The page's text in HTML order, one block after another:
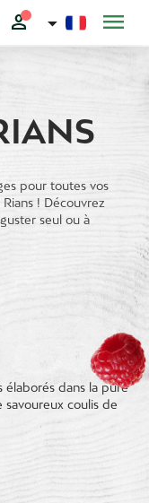
person menu
pour toutes vos
! Découvrez
seul ou à
élaborés dans la pure
coulis de